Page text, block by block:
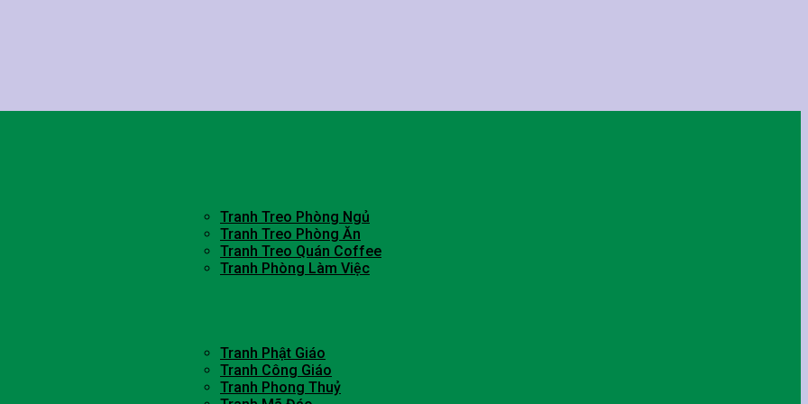
Tranh Treo Phòng Ngủ
Tranh Treo Phòng Ăn
Tranh Treo Quán Coffee
Tranh Phòng Làm Việc
Tranh Phật Giáo
Tranh Công Giáo
Tranh Phong Thuỷ